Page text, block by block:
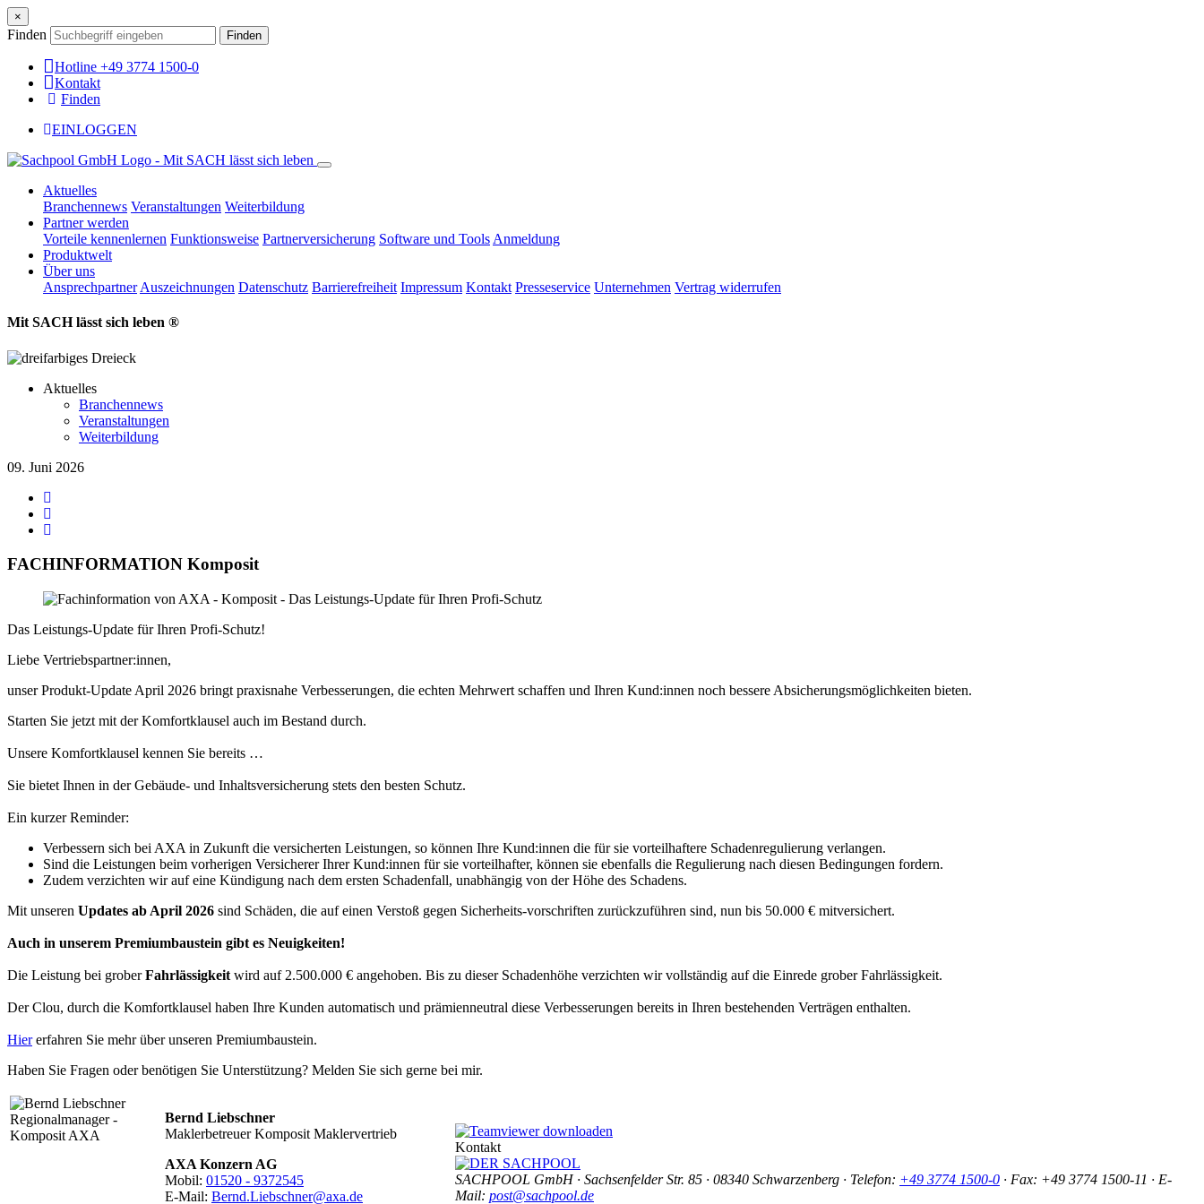
×
Finden Finden
Hotline +49 3774 1500-0
Kontakt
Finden
EINLOGGEN
Aktuelles
Branchennews Veranstaltungen Weiterbildung
Partner werden
Vorteile kennenlernen Funktionsweise Partnerversicherung Software und Tools Anmeldung
Produktwelt
Über uns
Ansprechpartner Auszeichnungen Datenschutz Barrierefreiheit Impressum Kontakt Presseservice Unternehmen Vertrag widerrufen
Mit SACH lässt sich leben ®
Aktuelles
Branchennews
Veranstaltungen
Weiterbildung
09. Juni 2026
FACHINFORMATION Komposit
Das Leistungs-Update für Ihren Profi-Schutz!
Liebe Vertriebspartner:innen,
unser Produkt-Update April 2026 bringt praxisnahe Verbesserungen, die echten Mehrwert schaffen und Ihren Kund:innen noch bessere Absicherungsmöglichkeiten bieten.
Starten Sie jetzt mit der Komfortklausel auch im Bestand durch.
Unsere Komfortklausel kennen Sie bereits …
Sie bietet Ihnen in der Gebäude- und Inhaltsversicherung stets den besten Schutz.
Ein kurzer Reminder:
Verbessern sich bei AXA in Zukunft die versicherten Leistungen, so können Ihre Kund:innen die für sie vorteilhaftere Schadenregulierung verlangen.
Sind die Leistungen beim vorherigen Versicherer Ihrer Kund:innen für sie vorteilhafter, können sie ebenfalls die Regulierung nach diesen Bedingungen fordern.
Zudem verzichten wir auf eine Kündigung nach dem ersten Schadenfall, unabhängig von der Höhe des Schadens.
Mit unseren Updates ab April 2026 sind Schäden, die auf einen Verstoß gegen Sicherheits-vorschriften zurückzuführen sind, nun bis 50.000 € mitversichert.
Auch in unserem Premiumbaustein gibt es Neuigkeiten!
Die Leistung bei groberFahrlässigkeit wird auf 2.500.000 € angehoben. Bis zu dieser Schadenhöhe verzichten wir vollständig auf die Einrede grober Fahrlässigkeit.
Der Clou, durch die Komfortklausel haben Ihre Kunden automatisch und prämienneutral diese Verbesserungen bereits in Ihren bestehenden Verträgen enthalten.
Hiererfahren Sie mehr über unseren Premiumbaustein.
Haben Sie Fragen oder benötigen Sie Unterstützung? Melden Sie sich gerne bei mir.
Bernd Liebschner
Maklerbetreuer Komposit Maklervertrieb
AXA Konzern AG
Mobil: 01520 - 9372545
E-Mail: Bernd.Liebschner@axa.de
Kontakt
SACHPOOL GmbH · Sachsenfelder Str. 85 · 08340 Schwarzenberg · Telefon: +49 3774 1500-0 · Fax: +49 3774 1500-11 · E-
Mail: post@sachpool.de